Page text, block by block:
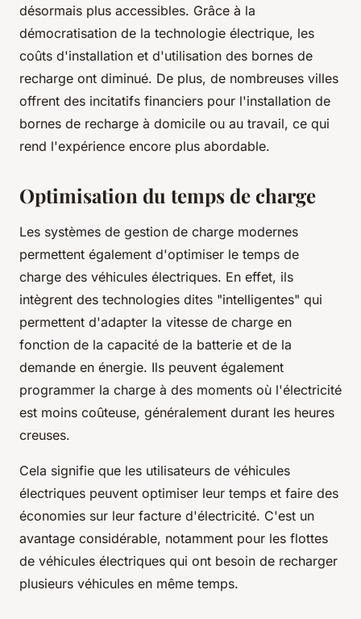
désormais plus accessibles. Grâce à la
démocratisation de la technologie électrique, les
coûts d'installation et d'utilisation des bornes de
recharge ont diminué. De plus, de nombreuses villes
offrent des incitatifs financiers pour l'installation de
bornes de recharge à domicile ou au travail, ce qui
rend l'expérience encore plus abordable.
Optimisation du temps de charge
Les systèmes de gestion de charge modernes
permettent également d'optimiser le temps de
charge des véhicules électriques. En effet, ils
intègrent des technologies dites "intelligentes" qui
permettent d'adapter la vitesse de charge en
fonction de la capacité de la batterie et de la
demande en énergie. Ils peuvent également
programmer la charge à des moments où l'électricité
est moins coûteuse, généralement durant les heures
creuses.
Cela signifie que les utilisateurs de véhicules
électriques peuvent optimiser leur temps et faire des
économies sur leur facture d'électricité. C'est un
avantage considérable, notamment pour les flottes
de véhicules électriques qui ont besoin de recharger
plusieurs véhicules en même temps.